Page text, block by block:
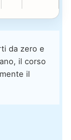
da zero e
il corso
il